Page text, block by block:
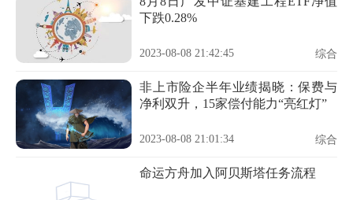
下跌0.28%
2023-08-08 21:42:45 综合
非上市险企半年业绩揭晓：保费与
净利双升，15家偿付能力“亮红灯”
2023-08-08 21:01:34 综合
命运方舟加入阿贝斯塔任务流程